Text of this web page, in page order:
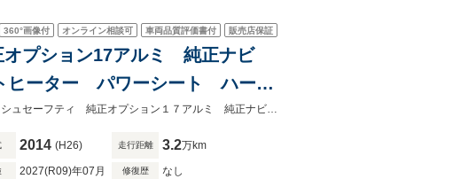
360°画像付 オンライン相談可 車両品質評価書付 販売店保証
オプション17アルミ 純正ナビ
ヒーター パワーシート ハーフ
ステリング 禁煙車
★グループ約３０，０００台の在庫から取り寄せ可能！★プリクラッシュセーフティ 純正オプション１７アルミ 純正ナビ バックカメラ レーダークルーズ 禁煙車
2014 (H26) 走行距離 3.2万km
2027(R09)年07月 修復歴 なし